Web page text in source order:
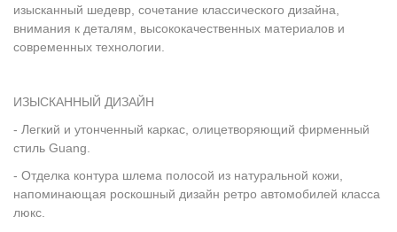
изысканный шедевр, сочетание классического дизайна,
внимания к деталям, высококачественных материалов и
современных технологии.
ИЗЫСКАННЫЙ ДИЗАЙН
- Легкий и утонченный каркас, олицетворяющий фирменный
стиль Guang.
- Отделка контура шлема полосой из натуральной кожи,
напоминающая роскошный дизайн ретро автомобилей класса
люкс.